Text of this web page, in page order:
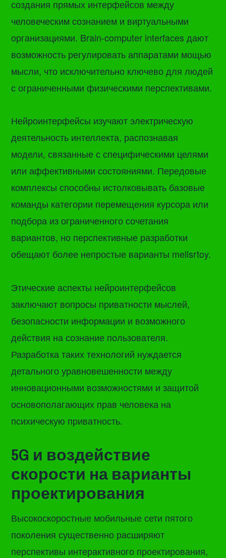
создания прямых интерфейсов между
человеческим сознанием и виртуальными
организациями. Brain-computer interfaces дают
возможность регулировать аппаратами мощью
мысли, что исключительно ключево для людей
с ограниченными физическими перспективами.
Нейроинтерфейсы изучают электрическую
деятельность интеллекта, распознавая
модели, связанные с специфическими целями
или аффективными состояниями. Передовые
комплексы способны истолковывать базовые
команды категории перемещения курсора или
подбора из ограниченного сочетания
вариантов, но перспективные разработки
обещают более непростые варианты mellsrtoy.
Этические аспекты нейроинтерфейсов
заключают вопросы приватности мыслей,
безопасности информации и возможного
действия на сознание пользователя.
Разработка таких технологий нуждается
детального уравновешенности между
инновационными возможностями и защитой
основополагающих прав человека на
психическую приватность.
5G и воздействие
скорости на варианты
проектирования
Высокоскоростные мобильные сети пятого
поколения существенно расширяют
перспективы интерактивного проектирования,